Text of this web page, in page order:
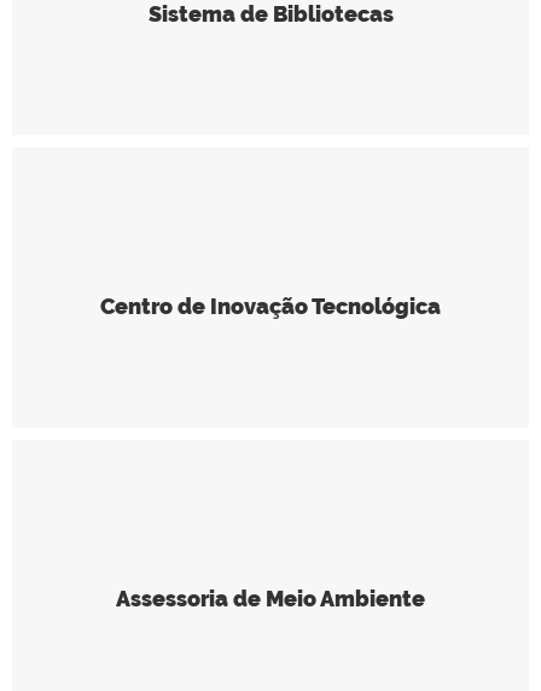
Sistema de Bibliotecas
Centro de Inovação Tecnológica
Assessoria de Meio Ambiente